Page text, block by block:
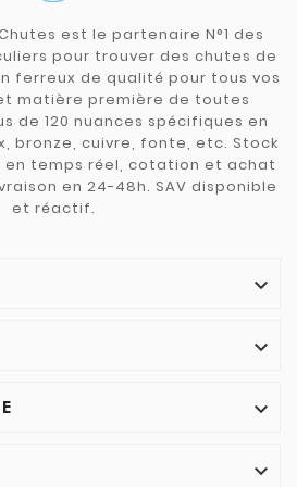
est le partenaire N°1 des
pour trouver des chutes de
ferreux de qualité pour tous vos
matière première de toutes
de 120 nuances spécifiques en
bronze, cuivre, fonte, etc. Stock
en temps réel, cotation et achat
en 24-48h. SAV disponible
et réactif.



